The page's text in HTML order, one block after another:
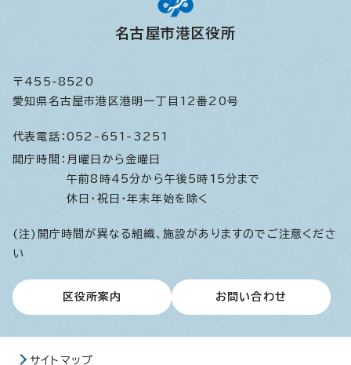
名古屋市港区役所
〒455-8520
愛知県名古屋市港区港明一丁目12番20号
代表電話： 052-651-3251
開庁時間： 月曜日から金曜日
午前8時45分から午後5時15分まで
休日・祝日・年末年始を除く
(注)開庁時間が異なる組織、施設がありますのでご注意くださ
い
区役所案内 お問い合わせ
サイトマップ